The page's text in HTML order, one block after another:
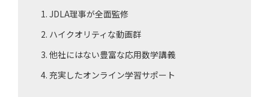
JDLA理事が全面監修
ハイクオリティな動画群
他社にはない豊富な応用数学講義
充実したオンライン学習サポート